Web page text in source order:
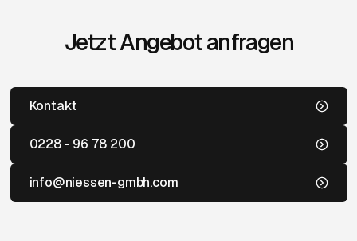
Jetzt Angebot anfragen
Kontakt
0228 - 96 78 200
info@niessen-gmbh.com